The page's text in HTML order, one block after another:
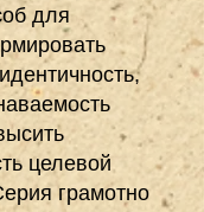
для
целевой
грамотно